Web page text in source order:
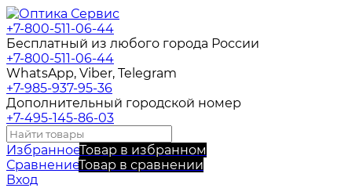
+7-800-511-06-44
Бесплатный из любого города России
+7-800-511-06-44
WhatsApp, Viber, Telegram
+7-985-937-95-36
Дополнительный городской номер
+7-495-145-86-03
ИзбранноеТовар в избранном
СравнениеТовар в сравнении
Вход